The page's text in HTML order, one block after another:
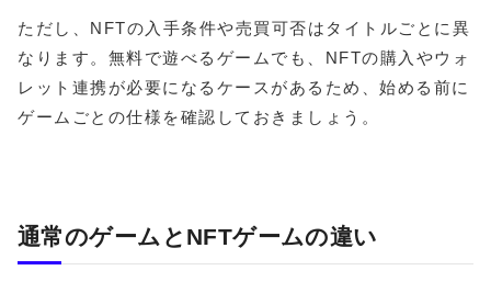
ただし、NFTの入手条件や売買可否はタイトルごとに異
なります。無料で遊べるゲームでも、NFTの購入やウォ
レット連携が必要になるケースがあるため、始める前に
ゲームごとの仕様を確認しておきましょう。
通常のゲームとNFTゲームの違い